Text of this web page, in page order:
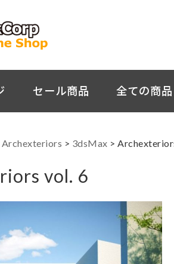
セール商品 全ての商品
Archexteriors > 3dsMax >
vol. 6